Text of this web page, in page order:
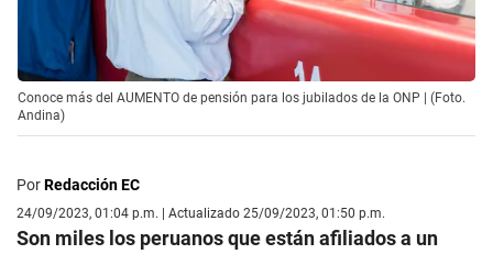
Conoce más del AUMENTO de pensión para los jubilados de la ONP | (Foto.
Andina)
PorRedacción EC
24/09/2023, 01:04 p.m. | Actualizado 25/09/2023, 01:50 p.m.
Son miles los peruanos que están afiliados a un